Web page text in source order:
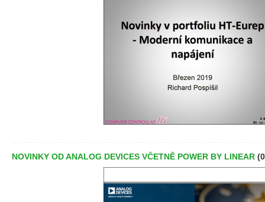
NOVINKY OD ANALOG DEVICES VČETNĚ POWER BY LINEAR